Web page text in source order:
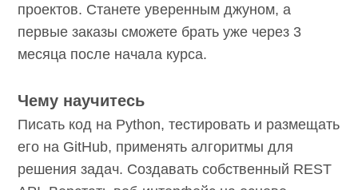
проектов. Станете уверенным джуном, а
первые заказы сможете брать уже через 3
месяца после начала курса.
Чему научитесь
Писать код на Python, тестировать и размещать
его на GitHub, применять алгоритмы для
решения задач. Создавать собственный REST